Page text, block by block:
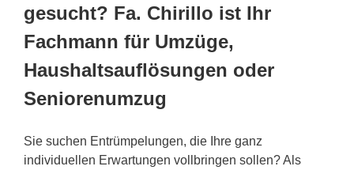
gesucht? Fa. Chirillo ist Ihr
Fachmann für Umzüge,
Haushaltsauflösungen oder
Seniorenumzug
Sie suchen Entrümpelungen, die Ihre ganz
individuellen Erwartungen vollbringen sollen? Als